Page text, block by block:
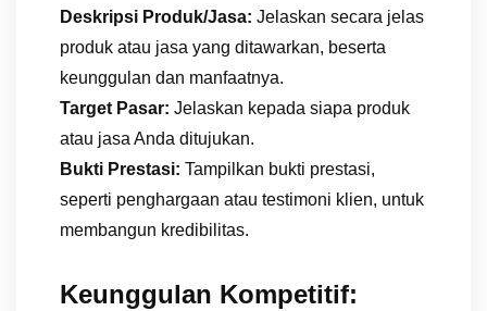
Deskripsi Produk/Jasa: Jelaskan secara jelas
produk atau jasa yang ditawarkan, beserta
keunggulan dan manfaatnya.
Target Pasar: Jelaskan kepada siapa produk
atau jasa Anda ditujukan.
Bukti Prestasi: Tampilkan bukti prestasi,
seperti penghargaan atau testimoni klien, untuk
membangun kredibilitas.
Keunggulan Kompetitif: